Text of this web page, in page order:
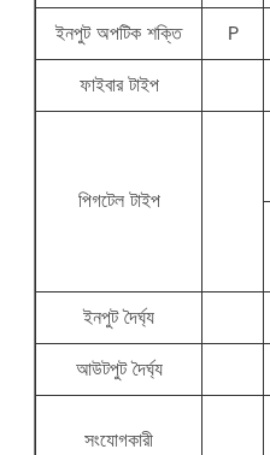
ইনপুট অপটিক শক্তি
P
ফাইবার টাইপ
পিগটেল টাইপ
ইনপুট দৈর্ঘ্য
আউটপুট দৈর্ঘ্য
সংযোগকারী